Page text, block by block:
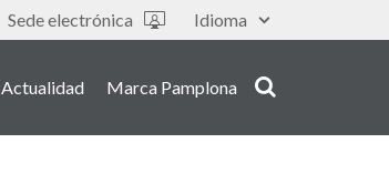
Idioma
Sede electrónica
Actualidad Marca Pamplona